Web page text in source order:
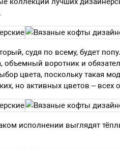
судя по всему, будет
воротник и
цвета, поскольку такая
но активных цветов – всех
исполнении выглядят